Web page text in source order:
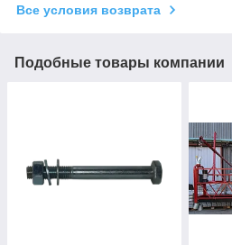
Все условия возврата
Подобные товары компании